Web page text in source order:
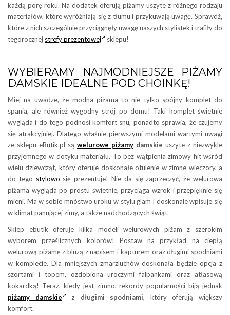
każdą porę roku. Na dodatek oferują piżamy uszyte z różnego rodzaju
materiałów, które wyróżniają się z tłumu i przykuwają uwagę. Sprawdź,
które z nich szczególnie przyciągnęły uwagę naszych stylistek i trafiły do
tegorocznej strefy prezentowej sklepu!
WYBIERAMY NAJMODNIEJSZE PIŻAMY
DAMSKIE IDEALNE POD CHOINKĘ!
Miej na uwadze, że modna piżama to nie tylko spójny komplet do
spania, ale również wygodny strój po domu! Taki komplet świetnie
wygląda i do tego podnosi komfort snu, ponadto sprawia, że czujemy
się atrakcyjniej. Dlatego właśnie pierwszymi modelami wartymi uwagi
ze sklepu eButik.pl są welurowe piżamy damskie uszyte z niezwykle
przyjemnego w dotyku materiału. To bez wątpienia zimowy hit wśród
wielu dziewcząt, który oferuje doskonałe otulenie w zimne wieczory, a
do tego stylowo się prezentuje! Nie da się zaprzeczyć, że welurowa
piżama wygląda po prostu świetnie, przyciąga wzrok i przepięknie się
mieni. Ma w sobie mnóstwo uroku w stylu glam i doskonale wpisuje się
w klimat panującej zimy, a także nadchodzących świąt.
Sklep ebutik oferuje kilka modeli welurowych piżam z szerokim
wyborem prześlicznych kolorów! Postaw na przykład na ciepłą
welurową piżamę z bluzą z napisem i kapturem oraz długimi spodniami
w komplecie. Dla mniejszych zmarzluchów doskonała będzie opcja z
szortami i topem, ozdobiona uroczymi falbankami oraz atłasową
kokardką! Teraz, kiedy jest zimno, rekordy popularności biją jednak
piżamy damskie
z długimi spodniami, który oferują większy
komfort.